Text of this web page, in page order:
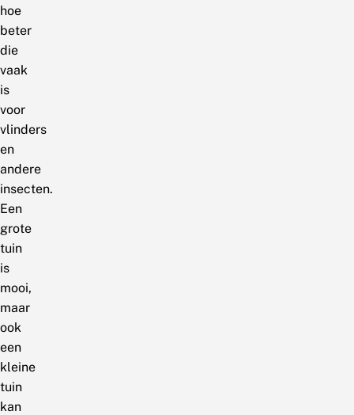
hoe
beter
die
vaak
is
voor
vlinders
en
andere
insecten.
Een
grote
tuin
is
mooi,
maar
ook
een
kleine
tuin
kan